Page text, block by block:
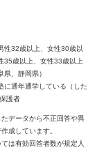
性32歳以上、女性30歳以
35歳以上、女性33歳以上
、静岡県）
に通年通学している（した
護者
データから不正回答や異
成しています。
は有効回答者数が規定人